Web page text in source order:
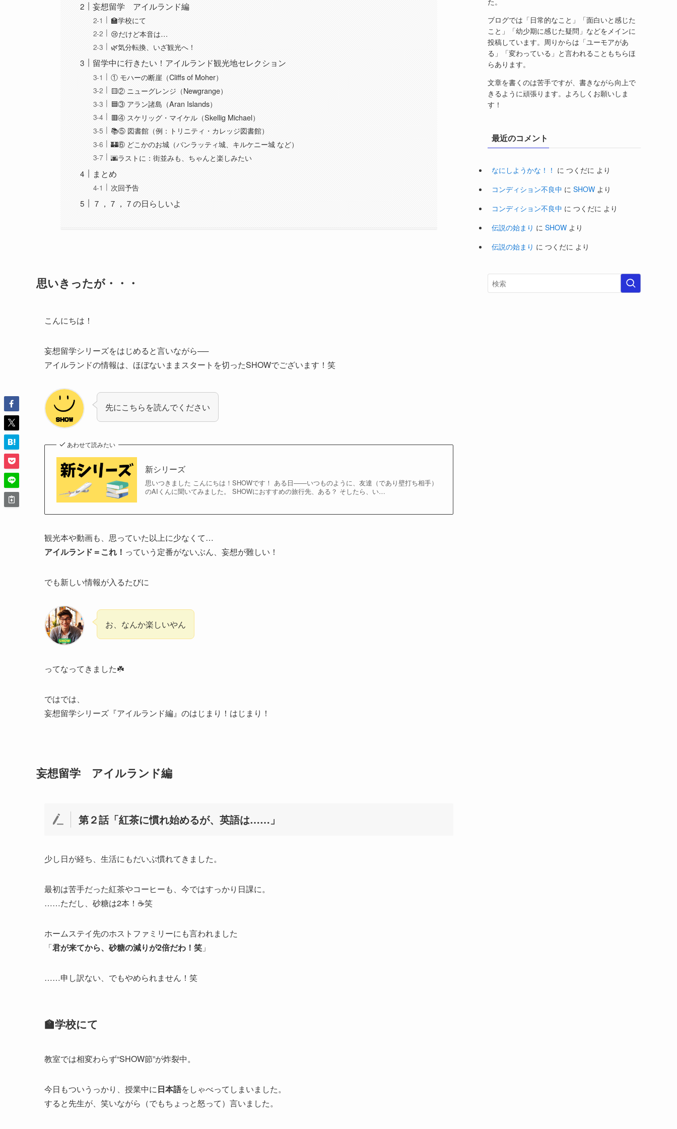
妄想留学 アイルランド編
🏫学校にて
😢だけど本音は…
🌿気分転換、いざ観光へ！
留学中に行きたい！アイルランド観光地セレクション
① モハーの断崖（Cliffs of Moher）
🟨② ニューグレンジ（Newgrange）
🟦③ アラン諸島（Aran Islands）
🟥④ スケリッグ・マイケル（Skellig Michael）
📚⑤ 図書館（例：トリニティ・カレッジ図書館）
🏰⑥ どこかのお城（バンラッティ城、キルケニー城 など）
🌆ラストに：街並みも、ちゃんと楽しみたい
まとめ
次回予告
７，７，７の日らしいよ
思いきったが・・・
こんにちは！
妄想留学シリーズをはじめると言いながら──
アイルランドの情報は、ほぼないままスタートを切ったSHOWでございます！笑
先にこちらを読んでください
あわせて読みたい
新シリーズ
思いつきました こんにちは！SHOWです！ ある日――いつものように、友達（であり壁打ち相手）
のAIくんに聞いてみました。 SHOWにおすすめの旅行先、ある？ そしたら、い…
観光本や動画も、思っていた以上に少なくて…
アイルランド＝これ！ っていう定番がないぶん、妄想が難しい！
でも新しい情報が入るたびに
お、なんか楽しいやん
ってなってきました☘️
ではでは、
妄想留学シリーズ『アイルランド編』のはじまり！はじまり！
妄想留学 アイルランド編
第２話「紅茶に慣れ始めるが、英語は……」
少し日が経ち、生活にもだいぶ慣れてきました。
最初は苦手だった紅茶やコーヒーも、今ではすっかり日課に。
……ただし、砂糖は2本！☕️笑
ホームステイ先のホストファミリーにも言われました
「君が来てから、砂糖の減りが2倍だわ！笑 」
……申し訳ない、でもやめられません！笑
🏫学校にて
教室では相変わらず“SHOW節”が炸裂中。
今日もついうっかり、授業中に日本語をしゃべってしまいました。
すると先生が、笑いながら（でもちょっと怒って）言いました。
ブログでは「日常的なこと」「面白いと感じた
こと」「幼少期に感じた疑問」などをメインに
投稿しています。周りからは「ユーモアがあ
る」「変わっている」と言われることもちらほ
らあります。
文章を書くのは苦手ですが、書きながら向上で
きるように頑張ります。よろしくお願いしま
す！
最近のコメント
なにしようかな！！ に つくだに より
コンディション不良中 に SHOW より
コンディション不良中 に つくだに より
伝説の始まり に SHOW より
伝説の始まり に つくだに より